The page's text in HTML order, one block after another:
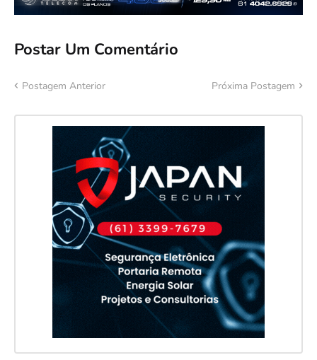
Postar Um Comentário
Postagem Anterior Próxima Postagem